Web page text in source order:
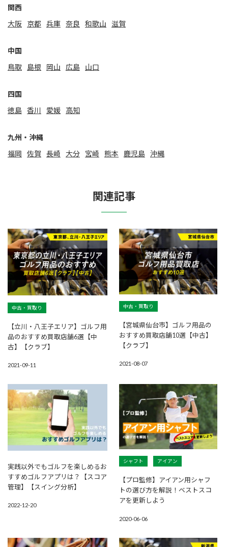
関⻄
大阪
京都 兵庫 奈良 和歌山 滋賀
中国
鳥取
島根 岡山 広島 山口
四国
徳島 香川 愛媛 高知
九州・沖縄
福岡
佐賀 ⻑崎 大分 宮崎 熊本 鹿児島 沖縄
関連記事
中古・買取り
【立川・八王子エリア】ゴルフ用
品のおすすめ買取店舗6選【中
古】【クラブ】
2021-09-11
中古・買取り
【宮城県仙台市】ゴルフ用品の
おすすめ買取店舗10選【中古】
【クラブ】
2021-08-07
実践以外でもゴルフを楽しめるお
すすめゴルフアプリは？【スコア
管理】【スイング分析】
2022-12-20
シャフト アイアン
【プロ監修】アイアン用シャフ
トの選び方を解説！ベストスコ
アを更新しよう
2020-06-06